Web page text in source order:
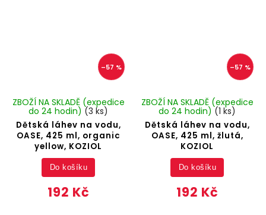
–57 %
Dětská láhev na vodu,
OASE, 425 ml, organic
yellow, KOZIOL
ZBOŽÍ NA SKLADĚ (expedice
do 24 hodin) (3 ks)
192 Kč
Do košíku
–57 %
Dětská láhev na vodu,
OASE, 425 ml, žlutá,
KOZIOL
ZBOŽÍ NA SKLADĚ (expedice
do 24 hodin) (1 ks)
192 Kč
Do košíku